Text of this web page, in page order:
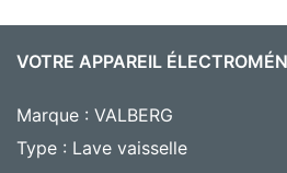
VOTRE APPAREIL
Marque : VALBERG
Type : Lave vaisselle